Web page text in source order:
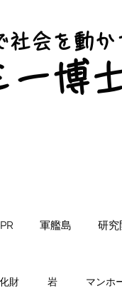
社会を動か
ー博
軍艦島 研究
財 岩 マンホ